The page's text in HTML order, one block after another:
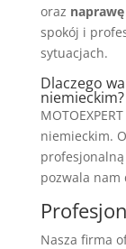
oraz
spokój i
sytuacjach.
Dlaczego
niemieckim?
niemieckim.
pozwala nam
Nasza firma